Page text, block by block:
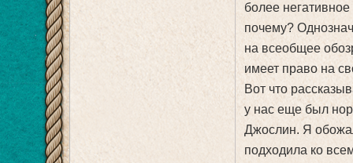
более
почему?
на всеобщее
имеет право на
Вот что
у нас еще был
Джослин. Я
подходила ко